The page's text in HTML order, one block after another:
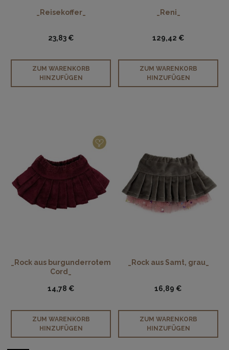
_Reisekoffer_
23,83 €
ZUM WARENKORB
HINZUFÜGEN
_Reni_
129,42 €
ZUM WARENKORB
HINZUFÜGEN
_Rock aus burgunderrotem
Cord_
14,78 €
ZUM WARENKORB
HINZUFÜGEN
_Rock aus Samt, grau_
16,89 €
ZUM WARENKORB
HINZUFÜGEN